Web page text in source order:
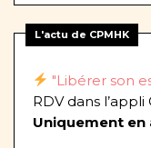
L'actu de CPMHK
"Libérer son
RDV dans
Uniquement